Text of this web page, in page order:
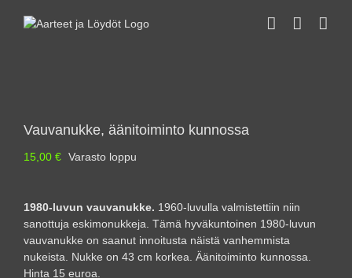
Vauvanukke, äänitoiminto kunnossa
15,00 € Varasto loppu
1980-luvun vauvanukke. 1960-luvulla valmistettiin niin
sanottuja eskimonukkeja. Tämä hyväkuntoinen 1980-luvun
vauvanukke on saanut innoitusta näistä vanhemmista
nukeista. Nukke on 43 cm korkea. Äänitoiminto kunnossa.
Hinta 15 euroa.